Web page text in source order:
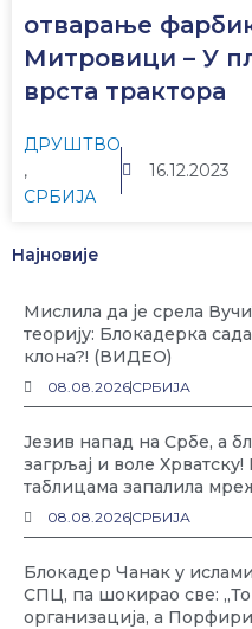
отварање
Митровици – У
врста трактора
ДРУШТВО
,
СРБИЈА
16.12.2023
Најновије
Мислила да је срела
теорију: Блокадерка
клона?! (ВИДЕО)
08.08.2026СРБИЈА
Језив напад на Србе, а
загрљај и воле
таблицама запалила
08.08.2026СРБИЈА
Блокадер Чанак у
СПЦ, па шокирао све: „То
организација, а